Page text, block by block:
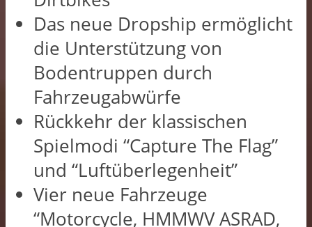
Das neue Dropship ermöglicht
die Unterstützung von
Bodentruppen durch
Fahrzeugabwürfe
Rückkehr der klassischen
Spielmodi “Capture The Flag”
und “Luftüberlegenheit”
Vier neue Fahrzeuge
“Motorcycle, HMMWV ASRAD,